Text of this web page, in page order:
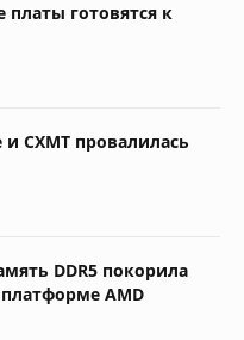
платы готовятся к
CXMT провалилась
DDR5 покорила
AMD